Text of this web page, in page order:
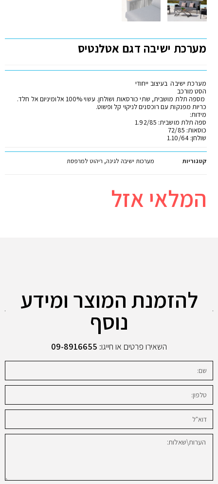
מערכת ישיבה דגם אטלנטיס
מערכת ישיבה בעיצוב ייחודי
הסט מורכב
מספה תלת מושבית, שתי כורסאות ושולחן. עשוי 100% אלומיניום אל חלד.
כריות מפנקות עם רוכסנים לניקוי קל ופשוט.
מידות:
ספה תלת מושבית: 1.92/85
כוסאות: 72/85
שולחן: 1.10/64
קטגוריות מערכות ישיבה לגינה, ריהוט למרפסת
המלאי אזל
להזמנת המוצר ומידע
נוסף
השאירו פרטים או חייגו: 09-8916655